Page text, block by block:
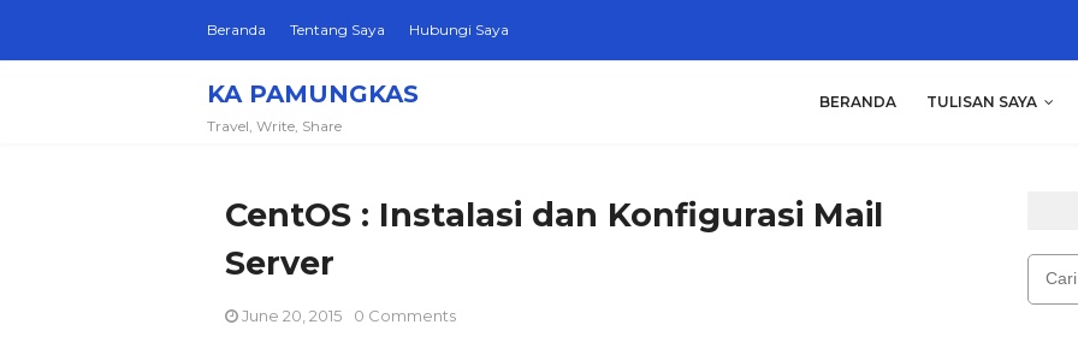
Beranda Tentang Saya Hubungi Saya
KA PAMUNGKAS
Travel, Write, Share
BERANDA TULISAN SAYA
CentOS : Instalasi dan Konfigurasi Mail
Server
June 20, 2015 0 Comments